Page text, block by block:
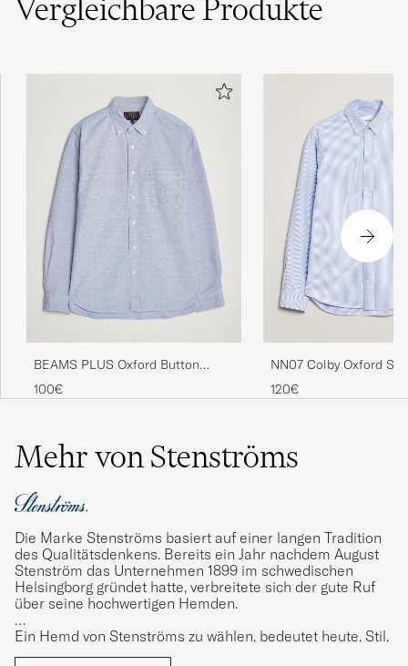
VergleichbareProdukte
BEAMS PLUS Oxford Button
Down Shirt Light Blue
100€
NN07 Colby Oxford
Blue/White
120€
Mehr von Stenströms
Die Marke Stenströms basiert auf einer langen Tradition
des Qualitätsdenkens. Bereits ein Jahr nachdem August
Stenström das Unternehmen 1899 im schwedischen
Helsingborg gründet hatte, verbreitete sich der gute Ruf
über seine hochwertigen Hemden.
Ein Hemd von Stenströms zu wählen, bedeutet heute, Stil,